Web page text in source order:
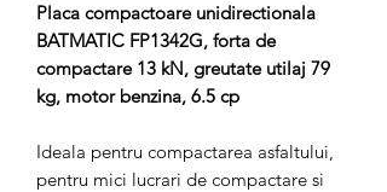
Placa compactoare unidirectionala
BATMATIC FP1342G, forta de
compactare 13 kN, greutate utilaj 79
kg, motor benzina, 6.5 cp
Ideala pentru compactarea asfaltului,
pentru mici lucrari de compactare si